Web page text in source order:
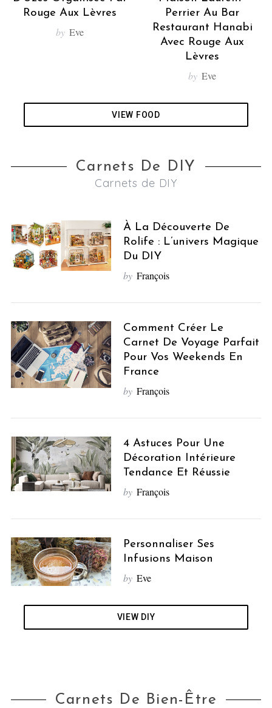
Rouge Aux Lèvres
by Eve
Perrier Au Bar
Restaurant Hanabi
Avec Rouge Aux
Lèvres
by Eve
VIEW FOOD
Carnets De DIY
Carnets de DIY
À La Découverte De
Rolife : L’univers Magique
Du DIY
by François
Comment Créer Le
Carnet De Voyage Parfait
Pour Vos Weekends En
France
by François
4 Astuces Pour Une
Décoration Intérieure
Tendance Et Réussie
by François
Personnaliser Ses
Infusions Maison
by Eve
VIEW DIY
Carnets De Bien-Être